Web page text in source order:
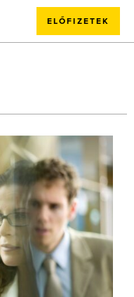
ELŐFIZETEK